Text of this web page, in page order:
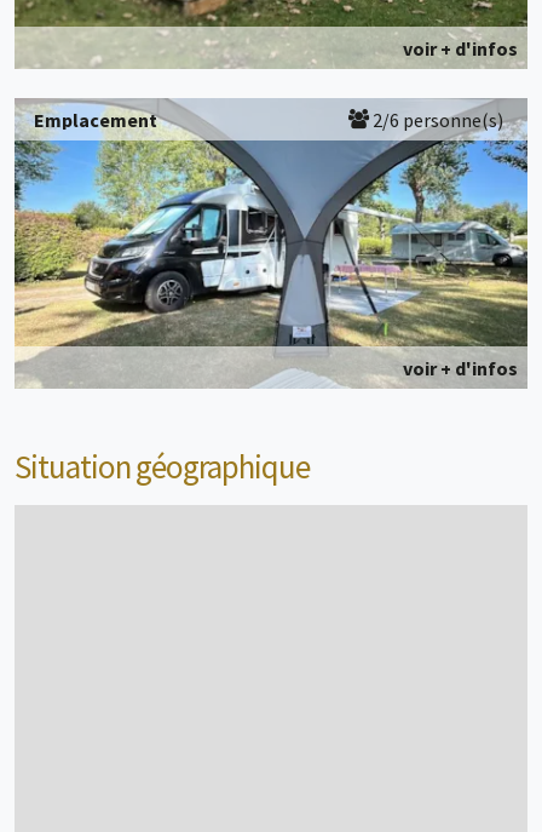
voir + d'infos
Emplacement 2/6 personne(s)
voir + d'infos
Situation géographique